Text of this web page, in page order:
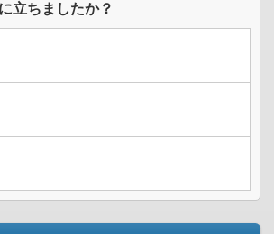
立ちましたか？